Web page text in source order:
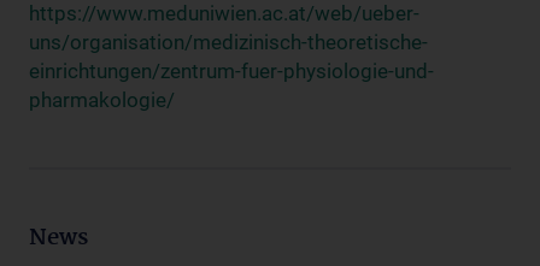
https://www.meduniwien.ac.at/web/ueber-
uns/organisation/medizinisch-theoretische-
einrichtungen/zentrum-fuer-physiologie-und-
pharmakologie/
News